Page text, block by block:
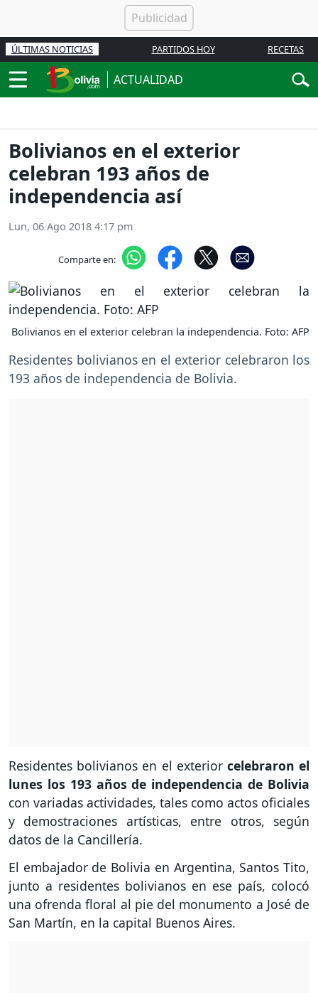
ÚLTIMAS NOTICIAS PARTIDOS HOY RECETAS
ACTUALIDAD
Bolivianos en el exterior
celebran 193 años de
independencia así
Lun, 06 Ago 2018 4:17 pm
Comparte en:
Bolivianos en el exterior celebran la independencia. Foto: AFP
Residentes bolivianos en el exterior celebraron los
193 años de independencia de Bolivia.
Residentes bolivianos en el exterior celebraron el
lunes los 193 años de independencia de Bolivia
con variadas actividades, tales como actos oficiales
y demostraciones artísticas, entre otros, según
datos de la Cancillería.
El embajador de Bolivia en Argentina, Santos Tito,
junto a residentes bolivianos en ese país, colocó
una ofrenda floral al pie del monumento a José de
San Martín, en la capital Buenos Aires.